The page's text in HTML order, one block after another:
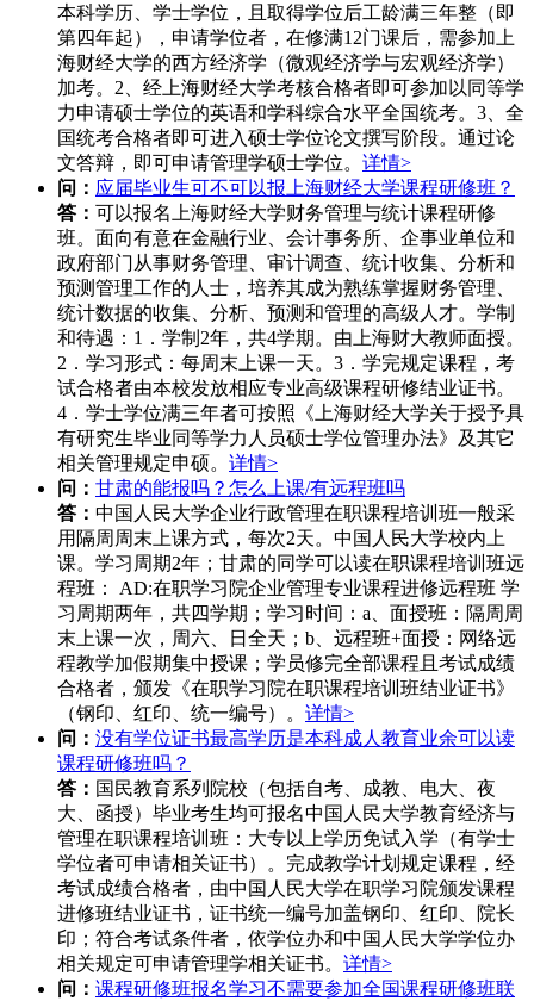
本科学历、学士学位，且取得学位后工龄满三年整（即
第四年起），申请学位者，在修满12门课后，需参加上
海财经大学的西方经济学（微观经济学与宏观经济学）
加考。2、经上海财经大学考核合格者即可参加以同等学
力申请硕士学位的英语和学科综合水平全国统考。3、全
国统考合格者即可进入硕士学位论文撰写阶段。通过论
文答辩，即可申请管理学硕士学位。 详情>
问： 应届毕业生可不可以报上海财经大学课程研修班？
答： 可以报名上海财经大学财务管理与统计课程研修
班。面向有意在金融行业、会计事务所、企事业单位和
政府部门从事财务管理、审计调查、统计收集、分析和
预测管理工作的人士，培养其成为熟练掌握财务管理、
统计数据的收集、分析、预测和管理的高级人才。学制
和待遇：1．学制2年，共4学期。由上海财大教师面授。
2．学习形式：每周末上课一天。3．学完规定课程，考
试合格者由本校发放相应专业高级课程研修结业证书。
4．学士学位满三年者可按照《上海财经大学关于授予具
有研究生毕业同等学力人员硕士学位管理办法》及其它
相关管理规定申硕。 详情>
问： 甘肃的能报吗？怎么上课/有远程班吗
答： 中国人民大学企业行政管理在职课程培训班一般采
用隔周周末上课方式，每次2天。中国人民大学校内上
课。学习周期2年；甘肃的同学可以读在职课程培训班远
程班： AD:在职学习院企业管理专业课程进修远程班 学
习周期两年，共四学期；学习时间：a、面授班：隔周周
末上课一次，周六、日全天；b、远程班+面授：网络远
程教学加假期集中授课；学员修完全部课程且考试成绩
合格者，颁发《在职学习院在职课程培训班结业证书》
（钢印、红印、统一编号）。 详情>
问： 没有学位证书最高学历是本科成人教育业余可以读
课程研修班吗？
答： 国民教育系列院校（包括自考、成教、电大、夜
大、函授）毕业考生均可报名中国人民大学教育经济与
管理在职课程培训班：大专以上学历免试入学（有学士
学位者可申请相关证书）。完成教学计划规定课程，经
考试成绩合格者，由中国人民大学在职学习院颁发课程
进修班结业证书，证书统一编号加盖钢印、红印、院长
印；符合考试条件者，依学位办和中国人民大学学位办
相关规定可申请管理学相关证书。 详情>
问： 课程研修班报名学习不需要参加全国课程研修班联